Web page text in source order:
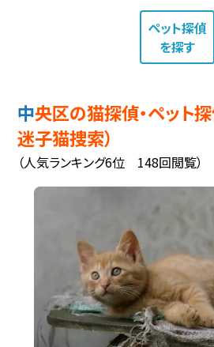
ペット探偵
を探す
中央区の猫探偵・ペット探偵（迷い猫探し・
迷子猫捜索）
（人気ランキング6位 148回閲覧）